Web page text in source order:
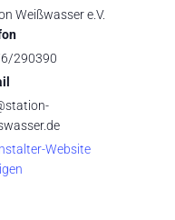
Weißwasser e.V.
290390
Website